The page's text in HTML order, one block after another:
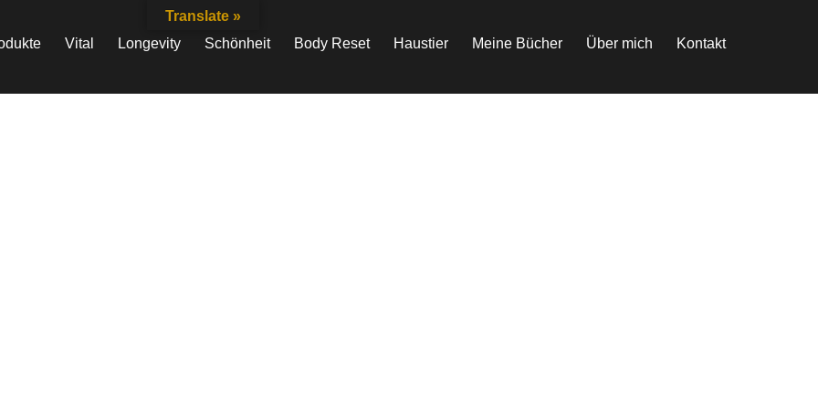
Vital Longevity Schönheit Body Reset Haustier Meine Bücher Über mich Kontakt
Translate »